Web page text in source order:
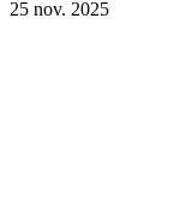
25 nov. 2025